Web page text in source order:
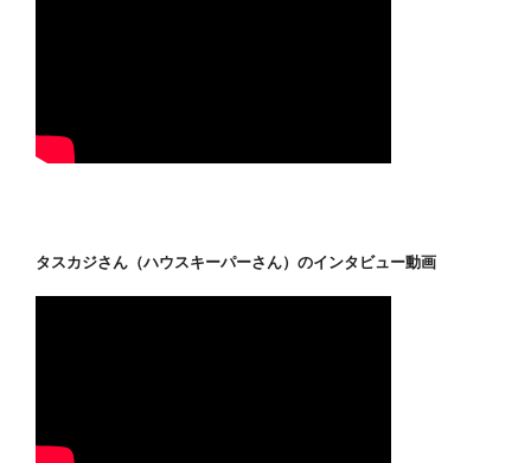
タスカジさん（ハウスキーパーさん）のインタビュー動画